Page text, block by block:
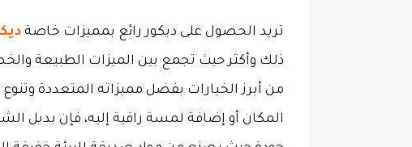
تريد الحصول على ديكور رائع بمميزات خاصة
ذلك وأكثر حيث تجمع بين الميزات الطبيعة
من أبرز الخيارات بفضل مميزاته المتعددة
المكان أو إضافة لمسة راقية إليه، فإن بديل